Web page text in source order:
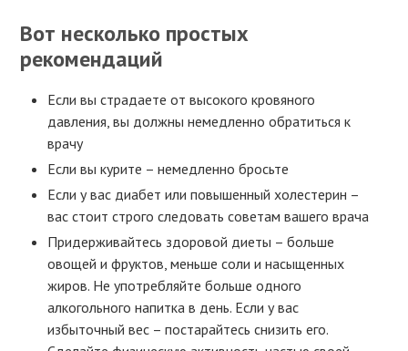
Вот несколько простых
рекомендаций
Если вы страдаете от высокого кровяного
давления, вы должны немедленно обратиться к
врачу
Если вы курите – немедленно бросьте
Если у вас диабет или повышенный холестерин –
вас стоит строго следовать советам вашего врача
Придерживайтесь здоровой диеты – больше
овощей и фруктов, меньше соли и насыщенных
жиров. Не употребляйте больше одного
алкогольного напитка в день. Если у вас
избыточный вес – постарайтесь снизить его.